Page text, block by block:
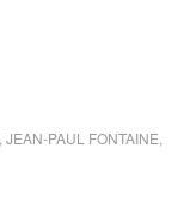
JEAN-PAUL FONTAINE